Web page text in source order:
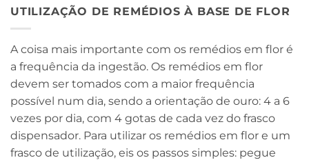
UTILIZAÇÃO DE REMÉDIOS À BASE DE FLOR
A coisa mais importante com os remédios em flor é
a frequência da ingestão. Os remédios em flor
devem ser tomados com a maior frequência
possível num dia, sendo a orientação de ouro: 4 a 6
vezes por dia, com 4 gotas de cada vez do frasco
dispensador. Para utilizar os remédios em flor e um
frasco de utilização, eis os passos simples: pegue